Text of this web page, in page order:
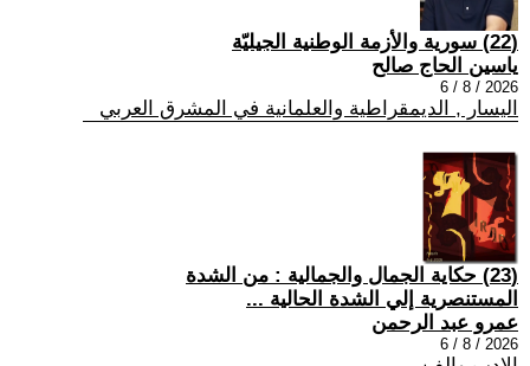
(22) سورية والأزمة الوطنية الجيليّة
ياسين الحاج صالح
2026 / 8 / 6
اليسار , الديمقراطية والعلمانية في المشرق العربي
(23) حكاية الجمال والجمالية : من الشدة
المستنصرية إلي الشدة الحالية ...
عمرو عبد الرحمن
2026 / 8 / 6